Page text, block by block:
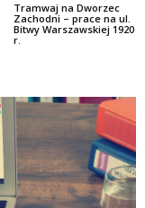
Tramwaj na Dworzec
Zachodni – prace na ul.
Bitwy Warszawskiej 1920
r.